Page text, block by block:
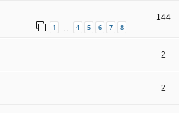
1 … 4 5 6 7 8
144
2
2